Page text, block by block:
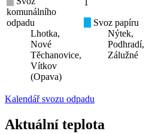
komunálního
odpadu
Lhotka,
Nové
Těchanovice,
Vítkov
(Opava)
1
Svoz papíru
Nýtek,
Podhradí,
Zálužné
Kalendář svozu odpadu
Aktuální teplota